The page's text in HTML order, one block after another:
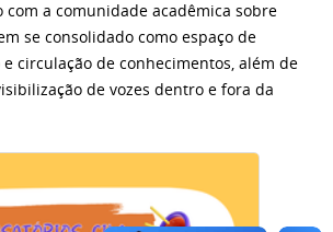
com a comunidade acadêmica sobre
se consolidado como espaço de
circulação de conhecimentos, além de
de vozes dentro e fora da